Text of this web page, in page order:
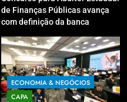
de Finanças Públicas avança
com definição da banca
ECONOMIA & NEGÓCIOS
CAPA